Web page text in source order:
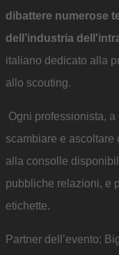
dibattere numerose
dell’industria
italiano dedicato alla
allo scouting.
Ogni professionista, a
scambiare e ascoltare
alla consolle
pubbliche relazioni, e
etichette.
Partner dell’evento: